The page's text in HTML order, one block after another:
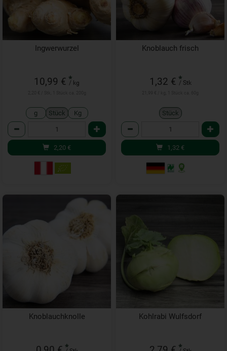
Ingwerwurzel
10,99 € *
/ kg
g Stück Kg
Anzahl
2,20 €
Knoblauch frisch
1,32 € *
/ Stk
Stück
Anzahl
1,32 €
Knoblauchknolle
*
Kohlrabi Wulfsdorf
*